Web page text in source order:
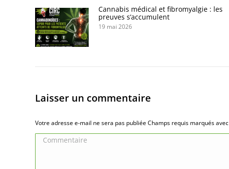
Cannabis médical et fibromyalgie : les
preuves s’accumulent
19 mai 2026
Laisser un commentaire
Votre adresse e-mail ne sera pas publiée Champs requis marqués avec
Commentaire